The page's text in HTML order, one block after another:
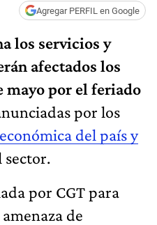
Agregar PERFIL en Google
los servicios y
afectados los
mayo por el feriado
por los
del país y
sector.
por CGT para
de